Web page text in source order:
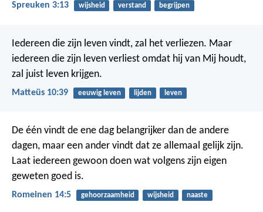
Spreuken 3:13 wijsheid verstand begrijpen
Iedereen die zijn leven vindt, zal het verliezen. Maar
iedereen die zijn leven verliest omdat hij van Mij houdt,
zal juist leven krijgen.
Matteüs 10:39 eeuwig leven lijden leven
De één vindt de ene dag belangrijker dan de andere
dagen, maar een ander vindt dat ze allemaal gelijk zijn.
Laat iedereen gewoon doen wat volgens zijn eigen
geweten goed is.
Romeinen 14:5 gehoorzaamheid wijsheid naaste